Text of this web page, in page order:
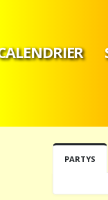
PARTYS